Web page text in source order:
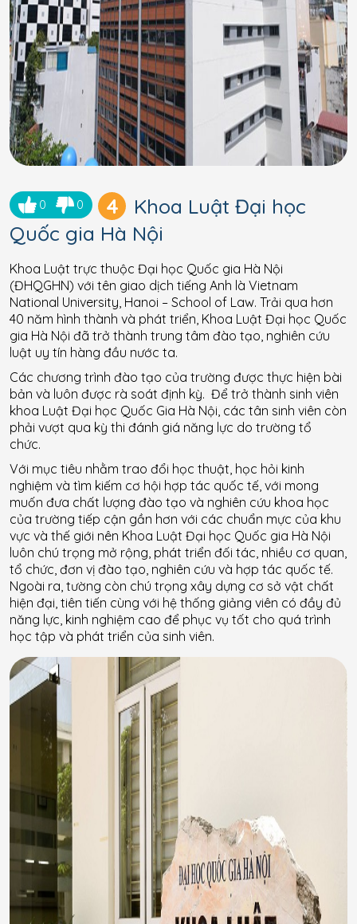
0 0 4
Khoa Luật Đại học
Quốc gia Hà Nội
Khoa Luật trực thuộc Đại học Quốc gia Hà Nội
(ĐHQGHN) với tên giao dịch tiếng Anh là Vietnam
National University, Hanoi – School of Law. Trải qua hơn
40 năm hình thành và phát triển, Khoa Luật Đại học Quốc
gia Hà Nội đã trở thành trung tâm đào tạo, nghiên cứu
luật uy tín hàng đầu nước ta.
Các chương trình đào tạo của trường được thực hiện bài
bản và luôn được rà soát định kỳ. Để trở thành sinh viên
khoa Luật Đại học Quốc Gia Hà Nội, các tân sinh viên còn
phải vượt qua kỳ thi đánh giá năng lực do trường tổ
chức.
Với mục tiêu nhằm trao đổi học thuật, học hỏi kinh
nghiệm và tìm kiếm cơ hội hợp tác quốc tế, với mong
muốn đưa chất lượng đào tạo và nghiên cứu khoa học
của trường tiếp cận gần hơn với các chuẩn mực của khu
vực và thế giới nên Khoa Luật Đại học Quốc gia Hà Nội
luôn chú trọng mở rộng, phát triển đối tác, nhiều cơ quan,
tổ chức, đơn vị đào tạo, nghiên cứu và hợp tác quốc tế.
Ngoài ra, tường còn chú trọng xây dựng cơ sở vật chất
hiện đại, tiên tiến cùng với hệ thống giảng viên có đầy đủ
năng lực, kinh nghiệm cao để phục vụ tốt cho quá trình
học tập và phát triển của sinh viên.